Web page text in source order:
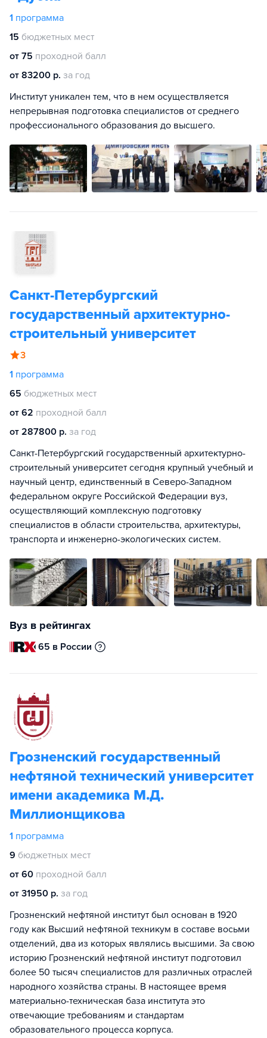
1 программа
15 бюджетных мест
от 75 проходной балл
от 83200 р. за год
Институт уникален тем, что в нем осуществляется
непрерывная подготовка специалистов от среднего
профессионального образования до высшего.
Санкт-Петербургский
государственный архитектурно-
строительный университет
3
1 программа
65 бюджетных мест
от 62 проходной балл
от 287800 р. за год
Санкт-Петербургский государственный архитектурно-
строительный университет сегодня крупный учебный и
научный центр, единственный в Северо-Западном
федеральном округе Российской Федерации вуз,
осуществляющий комплексную подготовку
специалистов в области строительства, архитектуры,
транспорта и инженерно-экологических систем.
Вуз в рейтингах
65 в России
Грозненский государственный
нефтяной технический университет
имени академика М.Д.
Миллионщикова
1 программа
9 бюджетных мест
от 60 проходной балл
от 31950 р. за год
Грозненский нефтяной институт был основан в 1920
году как Высший нефтяной техникум в составе восьми
отделений, два из которых являлись высшими. За свою
историю Грозненский нефтяной институт подготовил
более 50 тысяч специалистов для различных отраслей
народного хозяйства страны. В настоящее время
материально-техническая база института это
отвечающие требованиям и стандартам
образовательного процесса корпуса.